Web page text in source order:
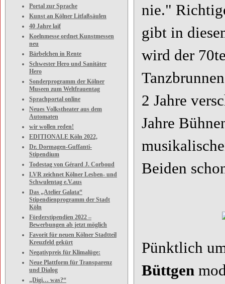
Portal zur Sprache
Kunst an Kölner Litfaßsäulen
40 Jahre laif
Koelnmesse ordnet Kunstmessen
neu
Bärbelchen in Rente
Schwester Hero und Sanitäter
Hero
Sonderprogramm der Kölner
Museen zum Weltfrauentag
Sprachportal online
Neues Volkstheater aus dem
Automaten
wir wollen reden!
EDITIONALE Köln 2022,
Dr. Dormagen-Guffanti-
Stipendium
Todestag von Gérard J. Corboud
LVR zeichnet Kölner Lesben- und
Schwulentag e.V.aus
Das „Atelier Galata“
Stipendienprogramm der Stadt
Köln
Förderstipendien 2022 –
Bewerbungen ab jetzt möglich
Favorit für neuen Kölner Stadtteil
Kreuzfeld gekürt
Negativpreis für Klimalüge:
Neue Plattform für Transparenz
und Dialog
„Digi… was?“
nie."
gibt in
wird der
2 Jahre
Jahre
Beiden
Pünktlich
Büttgen